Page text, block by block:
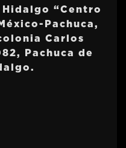
“Centro
Pachuca,
Carlos
Pachuca de